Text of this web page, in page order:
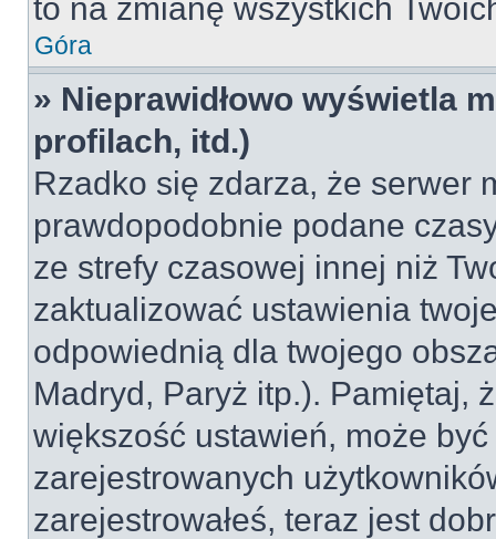
to na zmianę wszystkich
Góra
» Nieprawidłowo wyświetla
profilach, itd.)
Rzadko się zdarza, że serwer
prawdopodobnie podane
ze strefy czasowej innej niż
zaktualizować ustawienia
odpowiednią dla twojego
Madryd, Paryż itp.). Pamiętaj,
większość ustawień, może
zarejestrowanych
zarejestrowałeś, teraz jest